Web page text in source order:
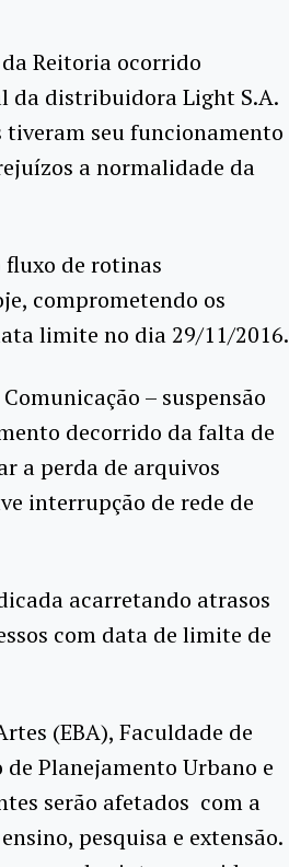
Reitoria ocorrido
da distribuidora Light S.A.
tiveram seu funcionamento
a normalidade da
de rotinas
comprometendo os
limite no dia 29/11/2016.
– suspensão
decorrido da falta de
a perda de arquivos
interrupção de rede de
acarretando atrasos
com data de limite de
(EBA), Faculdade de
Planejamento Urbano e
serão afetados com a
pesquisa e extensão.